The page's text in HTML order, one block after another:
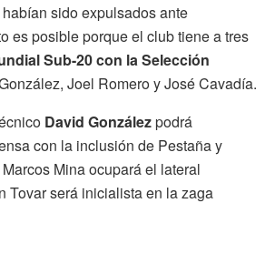
sido expulsados ante
es posible porque el club tiene a tres
Sub-20 con la Selección
Joel Romero y José Cavadía.
David Gonzálezpodrá
con la inclusión de Pestaña y
Mina ocupará el lateral
Tovar será inicialista en la zaga